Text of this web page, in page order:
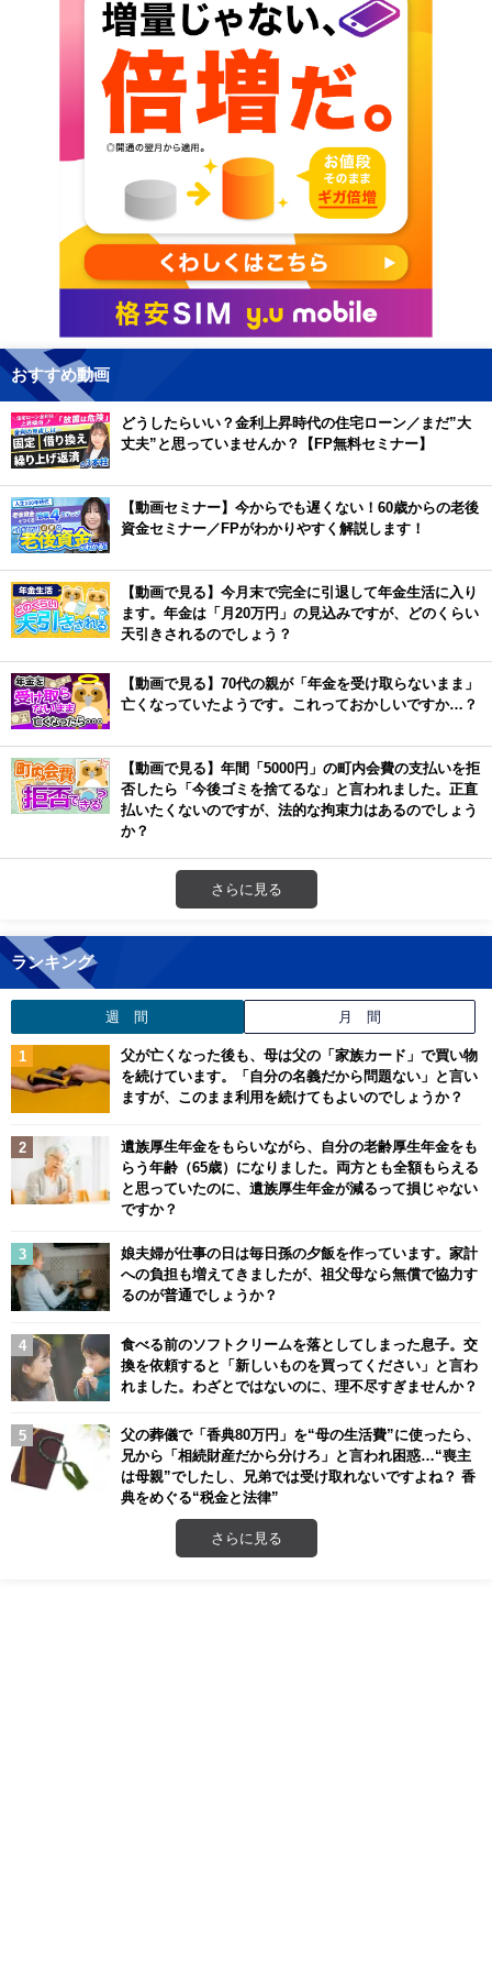
おすすめ動画
どうしたらいい？金利上昇時代の住宅ローン／まだ”大
丈夫”と思っていませんか？【FP無料セミナー】
【動画セミナー】今からでも遅くない！60歳からの老後
資金セミナー／FPがわかりやすく解説します！
【動画で見る】今月末で完全に引退して年金生活に入り
ます。年金は「月20万円」の見込みですが、どのくらい
天引きされるのでしょう？
【動画で見る】70代の親が「年金を受け取らないまま」
亡くなっていたようです。これっておかしいですか…？
【動画で見る】年間「5000円」の町内会費の支払いを拒
否したら「今後ゴミを捨てるな」と言われました。正直
払いたくないのですが、法的な拘束力はあるのでしょう
か？
さらに見る
ランキング
週 間 月 間
父が亡くなった後も、母は父の「家族カード」で買い物
を続けています。「自分の名義だから問題ない」と言い
ますが、このまま利用を続けてもよいのでしょうか？
遺族厚生年金をもらいながら、自分の老齢厚生年金をも
らう年齢（65歳）になりました。両方とも全額もらえる
と思っていたのに、遺族厚生年金が減るって損じゃない
ですか？
娘夫婦が仕事の日は毎日孫の夕飯を作っています。家計
への負担も増えてきましたが、祖父母なら無償で協力す
るのが普通でしょうか？
食べる前のソフトクリームを落としてしまった息子。交
換を依頼すると「新しいものを買ってください」と言わ
れました。わざとではないのに、理不尽すぎませんか？
父の葬儀で「香典80万円」を“母の生活費”に使ったら、
兄から「相続財産だから分けろ」と言われ困惑…“喪主
は母親”でしたし、兄弟では受け取れないですよね？ 香
典をめぐる“税金と法律”
さらに見る